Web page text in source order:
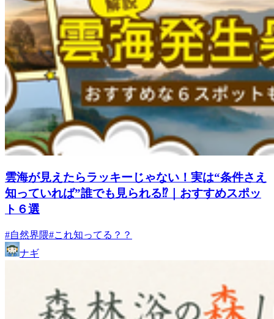
雲海が見えたらラッキーじゃない！実は“条件さえ
知っていれば”誰でも見られる⁉｜おすすめスポッ
ト６選
#自然界隈#これ知ってる？？
ナギ